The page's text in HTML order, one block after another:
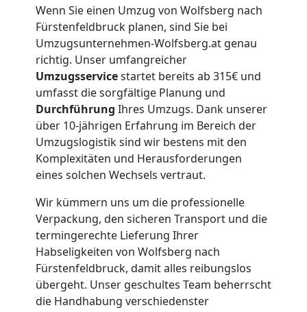
Wenn Sie einen Umzug von Wolfsberg nach
Fürstenfeldbruck planen, sind Sie bei
Umzugsunternehmen-Wolfsberg.at genau
richtig. Unser umfangreicher
Umzugsservicestartet bereits ab 315€ und
umfasst die sorgfältige Planung und
Durchführung Ihres Umzugs. Dank unserer
über 10-jährigen Erfahrung im Bereich der
Umzugslogistik sind wir bestens mit den
Komplexitäten und Herausforderungen
eines solchen Wechsels vertraut.
Wir kümmern uns um die professionelle
Verpackung, den sicheren Transport und die
termingerechte Lieferung Ihrer
Habseligkeiten von Wolfsberg nach
Fürstenfeldbruck, damit alles reibungslos
übergeht. Unser geschultes Team beherrscht
die Handhabung verschiedenster